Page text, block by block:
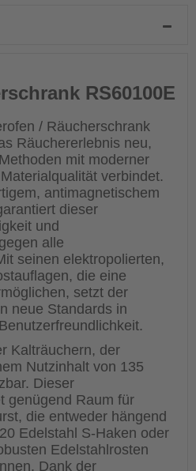
RS60100E
/ Räucherschrank
Räuchererlebnis neu,
mit moderner
verbindet.
antimagnetischem
dieser
und
alle
seinen elektropolierten,
die eine
setzt der
neue Standards in
Kalträuchern, der
Nutzinhalt von 135
Dieser
genügend Raum für
die entweder hängend
Edelstahl S-Haken oder
Edelstahlrosten
Dank der